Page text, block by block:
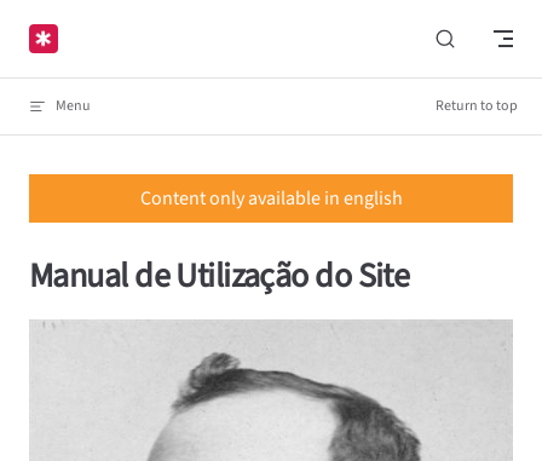
Skip to content
Menu Return to top
Content only available in english
Manual de Utilização do Site